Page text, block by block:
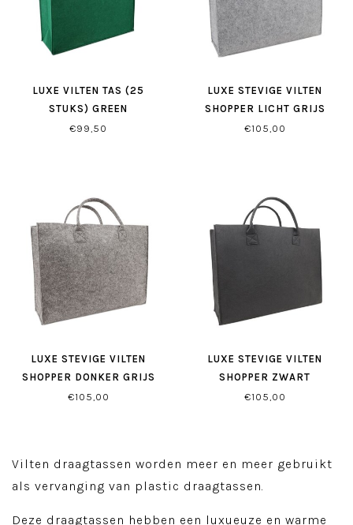
LUXE VILTEN TAS (25
STUKS) GREEN
€99,50
LUXE STEVIGE VILTEN
SHOPPER LICHT GRIJS
€105,00
LUXE STEVIGE VILTEN
SHOPPER DONKER GRIJS
€105,00
LUXE STEVIGE VILTEN
SHOPPER ZWART
€105,00
Vilten draagtassen worden meer en meer gebruikt
als vervanging van plastic draagtassen.
Deze draagtassen hebben een luxueuze en warme